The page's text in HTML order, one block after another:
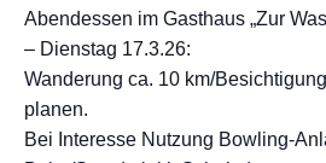
Abendessen im Gasthaus „Zur
– Dienstag 17.3.26:
Wanderung ca. 10 km/
planen.
Bei Interesse Nutzung Bowling-